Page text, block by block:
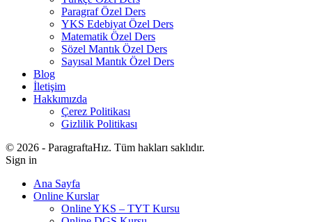
Paragraf Özel Ders
YKS Edebiyat Özel Ders
Matematik Özel Ders
Sözel Mantık Özel Ders
Sayısal Mantık Özel Ders
Blog
İletişim
Hakkımızda
Çerez Politikası
Gizlilik Politikası
© 2026 - ParagraftaHız. Tüm hakları saklıdır.
Sign in
Ana Sayfa
Online Kurslar
Online YKS – TYT Kursu